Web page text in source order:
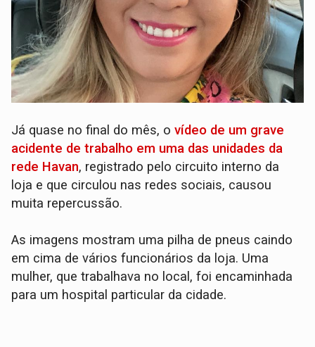
Já quase no final do mês, ovídeo de um grave
acidente de trabalho em uma das unidades da
rede Havan, registrado pelo circuito interno da
loja e que circulou nas redes sociais, causou
muita repercussão.
As imagens mostram uma pilha de pneus caindo
em cima de vários funcionários da loja. Uma
mulher, que trabalhava no local, foi encaminhada
para um hospital particular da cidade.